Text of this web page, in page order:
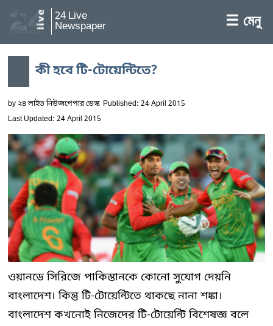
24 Live
Newspaper ☰ মেনু
কী হবে টি-টোয়েন্টিতে?
by২৪ লাইভ নিউজপেপার ডেস্ক Published: 24 April 2015
Last Updated: 24 April 2015
ওয়ানডে সিরিজে পাকিস্তানকে কোনো সুযোগ দেয়নি
বাংলাদেশ। কিন্তু টি-টোয়েন্টিতে থাকছে নানা শঙ্কা।
বাংলাদেশ কখনোই নিজেদের টি-টোয়েন্টি বিশেষজ্ঞ বলে